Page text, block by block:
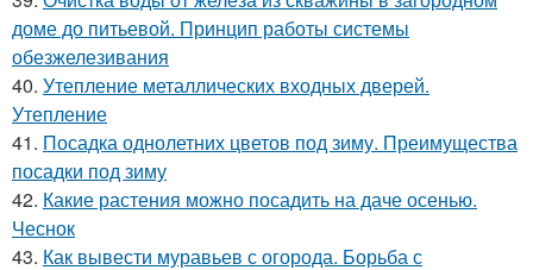
доме до питьевой. Принцип работы системы
обезжелезивания
40. Утепление металлических входных дверей.
Утепление
41. Посадка однолетних цветов под зиму. Преимущества
посадки под зиму
42. Какие растения можно посадить на даче осенью.
Чеснок
43. Как вывести муравьев с огорода. Борьба с